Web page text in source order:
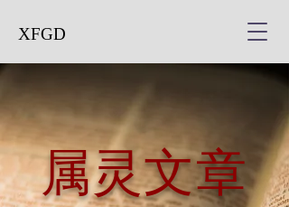
XFGD
属灵文章